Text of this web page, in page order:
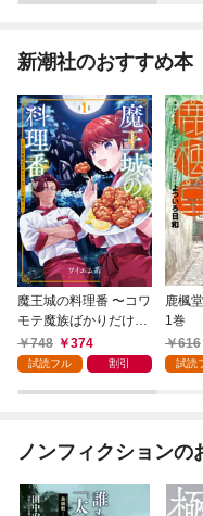
新潮社のおすすめ本
魔王城の料理番 〜コワ
モテ魔族ばかりだけ
ど、ホワイトな職場で
す〜 1巻
748 374
試読フル 割引
鹿楓
1巻
616
試読
ノンフィクションの